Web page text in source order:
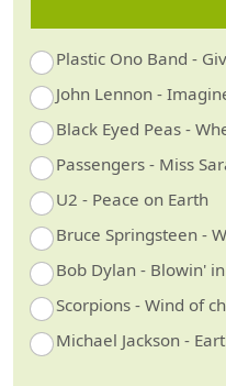
Plastic Ono Band -
John Lennon -
Black Eyed Peas -
Passengers - Miss
U2 - Peace on Earth
Bruce Springsteen -
Bob Dylan - Blowin'
Scorpions - Wind of
Michael Jackson -